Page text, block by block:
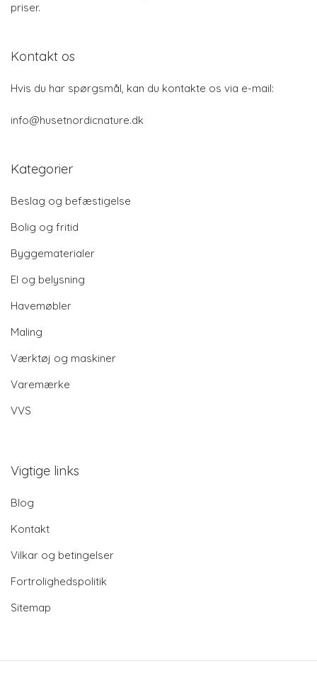
priser.
Kontakt os
Hvis du har spørgsmål, kan du kontakte os via e-mail:
info@husetnordicnature.dk
Kategorier
Beslag og befæstigelse
Bolig og fritid
Byggematerialer
El og belysning
Havemøbler
Maling
Værktøj og maskiner
Varemærke
VVS
Vigtige links
Blog
Kontakt
Vilkar og betingelser
Fortrolighedspolitik
Sitemap